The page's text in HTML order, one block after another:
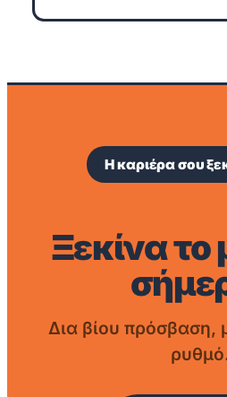
Η καριέρα σου
Ξεκίνα
Δια βίου πρόσβαση,